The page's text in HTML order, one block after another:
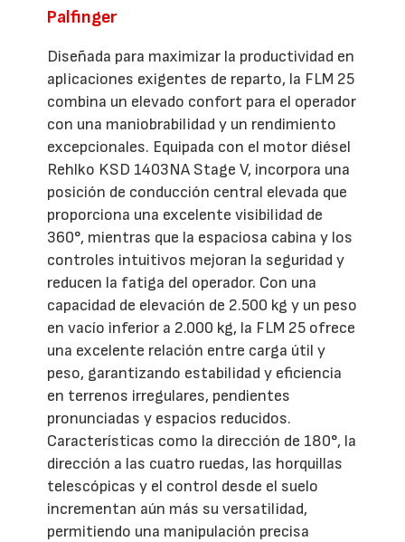
Palfinger
Diseñada para maximizar la productividad en
aplicaciones exigentes de reparto, la FLM 25
combina un elevado confort para el operador
con una maniobrabilidad y un rendimiento
excepcionales. Equipada con el motor diésel
Rehlko KSD 1403NA Stage V, incorpora una
posición de conducción central elevada que
proporciona una excelente visibilidad de
360°, mientras que la espaciosa cabina y los
controles intuitivos mejoran la seguridad y
reducen la fatiga del operador. Con una
capacidad de elevación de 2.500 kg y un peso
en vacío inferior a 2.000 kg, la FLM 25 ofrece
una excelente relación entre carga útil y
peso, garantizando estabilidad y eficiencia
en terrenos irregulares, pendientes
pronunciadas y espacios reducidos.
Características como la dirección de 180°, la
dirección a las cuatro ruedas, las horquillas
telescópicas y el control desde el suelo
incrementan aún más su versatilidad,
permitiendo una manipulación precisa